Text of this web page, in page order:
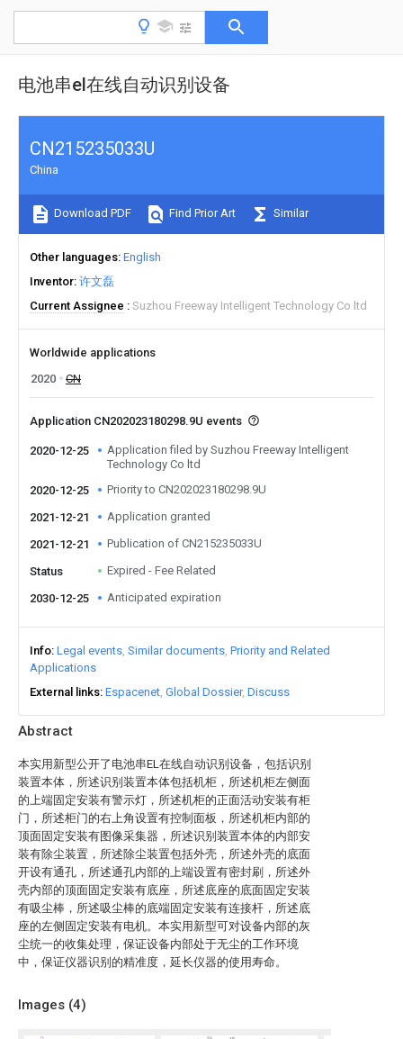
电池串el在线自动识别设备
Abstract
本实用新型公开了电池串EL在线自动识别设备，包括识别
装置本体，所述识别装置本体包括机柜，所述机柜左侧面
的上端固定安装有警示灯，所述机柜的正面活动安装有柜
门，所述柜门的右上角设置有控制面板，所述机柜内部的
顶面固定安装有图像采集器，所述识别装置本体的内部安
装有除尘装置，所述除尘装置包括外壳，所述外壳的底面
开设有通孔，所述通孔内部的上端设置有密封刷，所述外
壳内部的顶面固定安装有底座，所述底座的底面固定安装
有吸尘棒，所述吸尘棒的底端固定安装有连接杆，所述底
座的左侧固定安装有电机。本实用新型可对设备内部的灰
尘统一的收集处理，保证设备内部处于无尘的工作环境
中，保证仪器识别的精准度，延长仪器的使用寿命。
Images (4)
CN215235033U
China
Download PDF Find Prior Art Similar
Other languages English
Inventor 许文磊
Current Assignee
Suzhou Freeway Intelligent Technology Co ltd
Worldwide applications
2020
CN
Application CN202023180298.9U events
2020-12-25
Application filed by Suzhou Freeway Intelligent
Technology Co ltd
2020-12-25
Priority to CN202023180298.9U
2021-12-21 Application granted
2021-12-21 Publication of CN215235033U
Status Expired - Fee Related
2030-12-25 Anticipated expiration
Info Legal events Similar documents Priority and Related
Applications
External links Espacenet Global Dossier Discuss